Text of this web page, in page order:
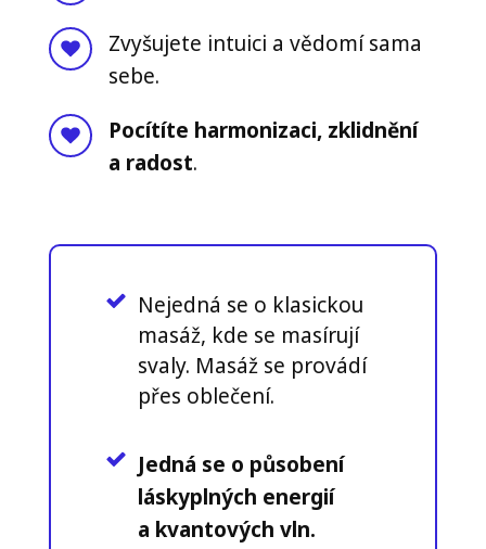
Zvyšujete intuici a vědomí sama
sebe.
Pocítíte harmonizaci, zklidnění
a radost.
Nejedná se o klasickou
masáž, kde se masírují
svaly. Masáž se provádí
přes oblečení.
Jedná se o působení
láskyplných energií
a kvantových vln.